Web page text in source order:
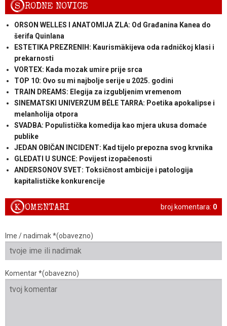
SRODNE NOVICE
ORSON WELLES I ANATOMIJA ZLA: Od Građanina Kanea do
šerifa Quinlana
ESTETIKA PREZRENIH: Kaurismäkijeva oda radničkoj klasi i
prekarnosti
VORTEX: Kada mozak umire prije srca
TOP 10: Ovo su mi najbolje serije u 2025. godini
TRAIN DREAMS: Elegija za izgubljenim vremenom
SINEMATSKI UNIVERZUM BÉLE TARRA: Poetika apokalipse i
melanholija otpora
SVADBA: Populistička komedija kao mjera ukusa domaće
publike
JEDAN OBIČAN INCIDENT: Kad tijelo prepozna svog krvnika
GLEDATI U SUNCE: Povijest izopačenosti
ANDERSONOV SVET: Toksičnost ambicije i patologija
kapitalističke konkurencije
broj komentara: 0
KOMENTARI
Ime / nadimak *(obavezno)
Komentar *(obavezno)